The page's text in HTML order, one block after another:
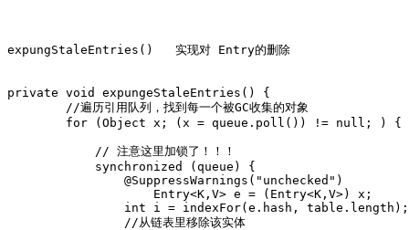
expungStaleEntries()   实现对 Entry的删除
private void expungeStaleEntries() {
        //遍历引用队列，找到每一个被GC收集的对象
        for (Object x; (x = queue.poll()) != null; ) {
            // 注意这里加锁了！！！
            synchronized (queue) {
                @SuppressWarnings("unchecked")
                    Entry<K,V> e = (Entry<K,V>) x;
                int i = indexFor(e.hash, table.length);
                //从链表里移除该实体